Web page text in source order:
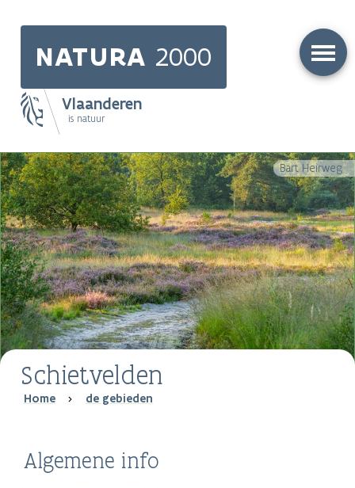
NATURA 2000
Vlaanderen
is natuur
Main
navigation
Bart Heirweg
Schietvelden
Breadcrumb
Home de gebieden
Algemene info